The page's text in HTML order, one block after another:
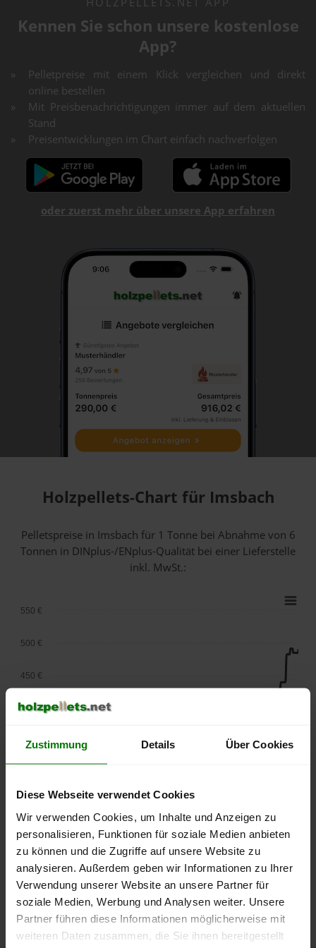
Zustimmung Details Über Cookies
Diese Webseite verwendet Cookies
Wir verwenden Cookies, um Inhalte und Anzeigen zu
personalisieren, Funktionen für soziale Medien anbieten
zu können und die Zugriffe auf unsere Website zu
analysieren. Außerdem geben wir Informationen zu Ihrer
Verwendung unserer Website an unsere Partner für
soziale Medien, Werbung und Analysen weiter. Unsere
Partner führen diese Informationen möglicherweise mit
weiteren Daten zusammen, die Sie ihnen bereitgestellt
Kennen Sie schon unsere kostenlose
App?
Pelletpreise mit einem Klick vergleichen und direkt
online bestellen
Mit Preisbenachrichtigungen immer auf dem aktuellen
Stand
Preisentwicklungen im Chart einfach nachverfolgen
oder zuerst mehr über unsere App erfahren
Holzpellets-Chart für Imsbach
Pelletspreise in Imsbach für 1 Tonne bei Abnahmevon 6
Tonnen in DINplus-/ENplus-Qualität bei einer Lieferstelle
inkl. MwSt.:
lose Ware Sackware
September
Januar
Mai
350 €
400 €
450 €
500 €
550 €
Die aktuelle Preisentwicklung für Holzpellets in Deutschland
können Sie jederzeit auf unsererPelletspreise -Seite
nachvollziehen.